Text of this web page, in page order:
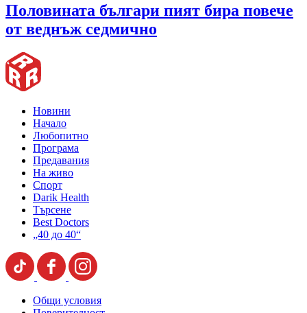
Половината българи пият бира повече
от веднъж седмично
Новини
Начало
Любопитно
Програма
Предавания
На живо
Спорт
Darik Health
Търсене
Best Doctors
„40 до 40“
Общи условия